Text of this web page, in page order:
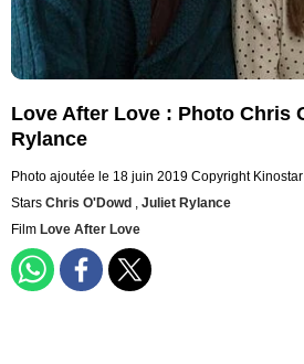
Love After Love : Photo Chris
Rylance
Photo ajoutée le 18 juin 2019 Copyright
Stars Chris O'Dowd , Juliet Rylance
Film Love After Love